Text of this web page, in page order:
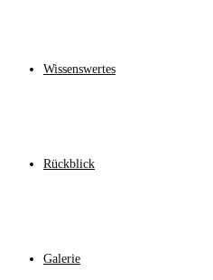
Wissenswertes
Rückblick
Galerie